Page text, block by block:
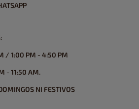
/ 1:00 PM - 4:50 PM
- 11:50 AM.
NI FESTIVOS